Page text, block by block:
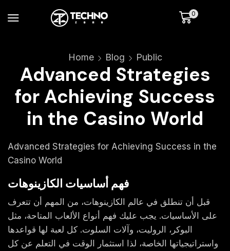
0
Home Blog Public
Advanced Strategies
for Achieving Success
in the Casino World
Advanced Strategies for Achieving Success in the
Casino World
فهم أساسيات الكازينوهات
قبل أن تنطلق في عالم الكازينوهات، من المهم أن تتعرف
على الأساسيات. يجب عليك فهم أنواع الألعاب المتاحة، مثل
البوكر، الروليت، وآلات السلوت. كل لعبة لها قواعدها
واستراتيجياتها الخاصة، لذا استثمار الوقت في التعلم عن كل